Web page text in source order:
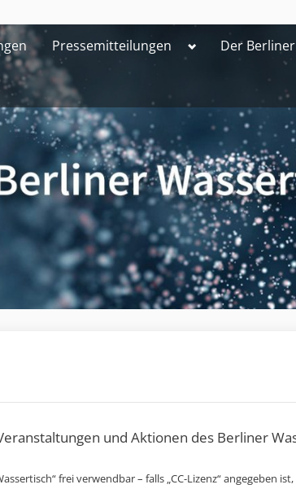
Pressemitteilungen ToggleDer
und Aktionen des Berliner
frei verwendbar – falls „CC-Lizenz“ angegeben